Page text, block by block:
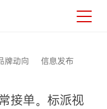
牌动向 信息发布
接单。标派视